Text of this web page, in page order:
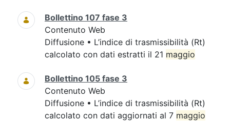
Bollettino 107 fase 3
Contenuto Web
Diffusione • L’indice di trasmissibilità (Rt)
calcolato con dati estratti il 21 maggio
Bollettino 105 fase 3
Contenuto Web
Diffusione • L’indice di trasmissibilità (Rt)
calcolato con dati aggiornati al 7 maggio